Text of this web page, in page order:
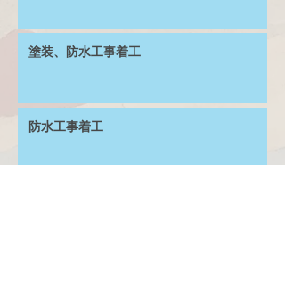
塗装、防水工事着工
防水工事着工